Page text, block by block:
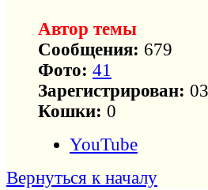
Автор темы
Сообщения: 679
Фото: 41
Зарегистрирован:
Кошки: 0
YouTube
Вернуться к началу